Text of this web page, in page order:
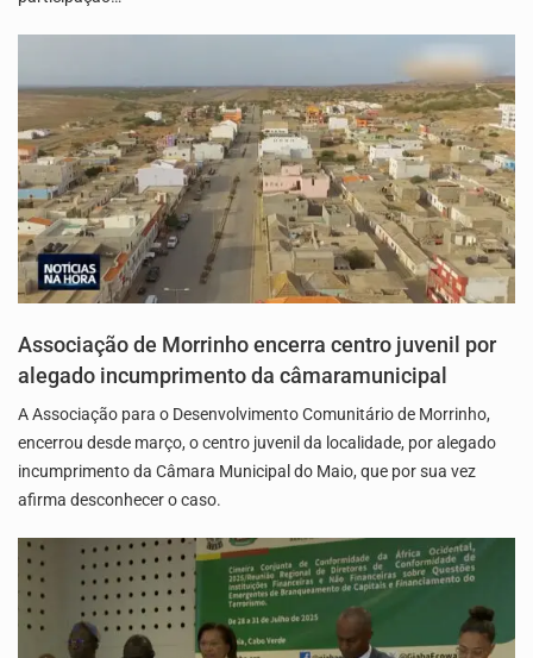
Associação de Morrinho encerra centro juvenil por
alegado incumprimento da câmaramunicipal
A Associação para o Desenvolvimento Comunitário de Morrinho,
encerrou desde março, o centro juvenil da localidade, por alegado
incumprimento da Câmara Municipal do Maio, que por sua vez
afirma desconhecer o caso.